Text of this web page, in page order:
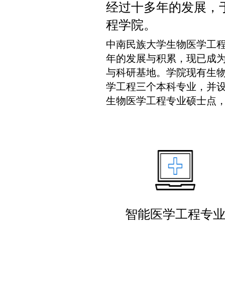
经过十多年的发展，
程学院。
中南民族大学生物医学工
年的发展与积累，现已成
与科研基地。学院现有生
学工程三个本科专业，并
生物医学工程专业硕士点
智能医学工程专业